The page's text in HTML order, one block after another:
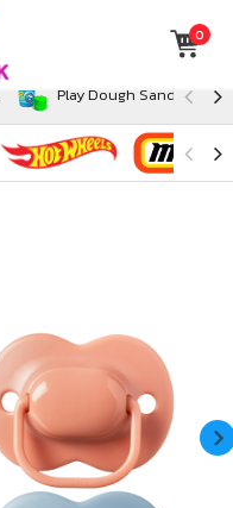
0
Play Dough Sand and